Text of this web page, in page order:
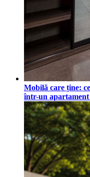
Mobilă care ține:
într-un